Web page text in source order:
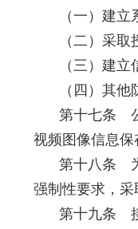
（一）建
（二）采
（三）建
（四）其
第十七条
视频图像信息保
第十八条
强制性要求，采
第十九条